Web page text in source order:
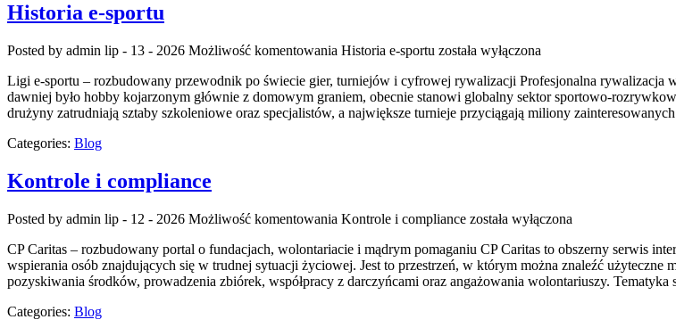
Historia e-sportu
Posted by admin lip - 13 - 2026 Możliwość komentowania Historia e-sportu została wyłączona
Ligi e-sportu – rozbudowany przewodnik po świecie gier, turniejów i cyfrowej rywalizacji Profesjonalna rywalizacja
dawniej było hobby kojarzonym głównie z domowym graniem, obecnie stanowi globalny sektor sportowo-
drużyny zatrudniają sztaby szkoleniowe oraz specjalistów, a największe turnieje przyciągają miliony
Categories: Blog
Kontrole i compliance
Posted by admin lip - 12 - 2026 Możliwość komentowania Kontrole i compliance została wyłączona
CP Caritas – rozbudowany portal o fundacjach, wolontariacie i mądrym pomaganiu CP Caritas to obszerny serwis
wspierania osób znajdujących się w trudnej sytuacji życiowej. Jest to przestrzeń, w którym można znaleźć użyteczne
pozyskiwania środków, prowadzenia zbiórek, współpracy z darczyńcami oraz angażowania wolontariuszy.
Categories: Blog